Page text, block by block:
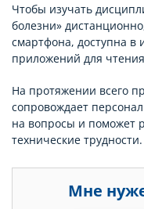
Чтобы изучать
болезни»
смартфона, доступна в
приложений для
На протяжении всего
сопровождает
на вопросы и поможет
технические трудности.
Мне